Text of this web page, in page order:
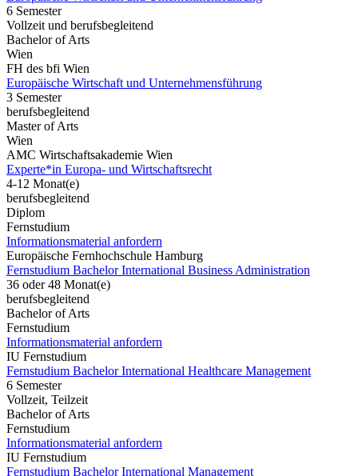
6 Semester
Vollzeit und berufsbegleitend
Bachelor of Arts
Wien
FH des bfi Wien
Europäische Wirtschaft und Unternehmensführung
3 Semester
berufsbegleitend
Master of Arts
Wien
AMC Wirtschaftsakademie Wien
Experte*in Europa- und Wirtschaftsrecht
4-12 Monat(e)
berufsbegleitend
Diplom
Fernstudium
Informationsmaterial anfordern
Europäische Fernhochschule Hamburg
Fernstudium Bachelor International Business Administration
36 oder 48 Monat(e)
berufsbegleitend
Bachelor of Arts
Fernstudium
Informationsmaterial anfordern
IU Fernstudium
Fernstudium Bachelor International Healthcare Management
6 Semester
Vollzeit, Teilzeit
Bachelor of Arts
Fernstudium
Informationsmaterial anfordern
IU Fernstudium
Fernstudium Bachelor International Management